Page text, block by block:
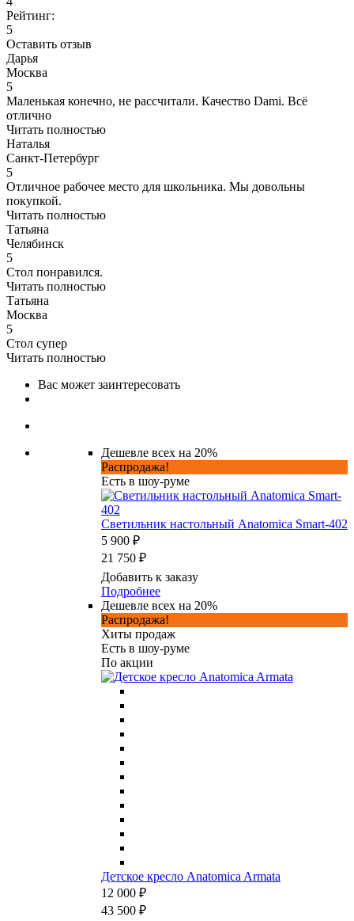
Рейтинг:
5
Оставить отзыв
Дарья
Москва
5
Маленькая конечно, не рассчитали. Качество Dami. Всё
отлично
Читать полностью
Наталья
Санкт-Петербург
5
Отличное рабочее место для школьника. Мы довольны
покупкой.
Читать полностью
Татьяна
Челябинск
5
Стол понравился.
Читать полностью
Татьяна
Москва
5
Стол супер
Читать полностью
Вас может заинтересовать
Дешевле всех на 20%
Распродажа!
Есть в шоу-руме
Светильник настольный Anatomica Smart-402
5 900 ₽
21 750 ₽
Добавить к заказу
Подробнее
Дешевле всех на 20%
Распродажа!
Хиты продаж
Есть в шоу-руме
По акции
Детское кресло Anatomica Armata
12 000 ₽
43 500 ₽